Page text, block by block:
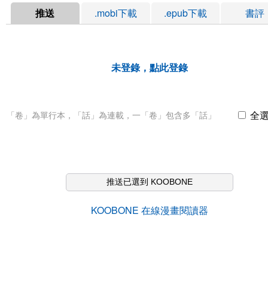
推送 .mobi下載 .epub下載 書評
未登錄，點此登錄
「卷」為單行本，「話」為連載，一「卷」包含多「話」 全
推送已選到 KOOBONE
KOOBONE 在線漫畫閱讀器